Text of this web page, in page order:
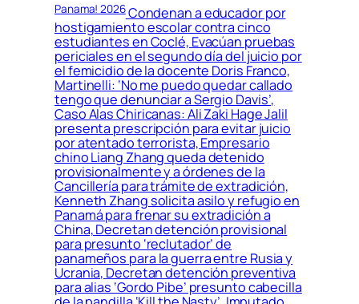
Panama! 2026Condenan a educador por
hostigamiento escolar contra cinco
estudiantes en Coclé, Evacúan pruebas
periciales en el segundo día del juicio por
el femicidio de la docente Doris Franco,
Martinelli: ‘No me puedo quedar callado
tengo que denunciar a Sergio Davis’,
Caso Alas Chiricanas: Ali Zaki Hage Jalil
presenta prescripción para evitar juicio
por atentado terrorista, Empresario
chino Liang Zhang queda detenido
provisionalmente y a órdenes de la
Cancillería para trámite de extradición,
Kenneth Zhang solicita asilo y refugio en
Panamá para frenar su extradición a
China, Decretan detención provisional
para presunto ‘reclutador’ de
panameños para la guerra entre Rusia y
Ucrania, Decretan detención preventiva
para alias ‘Gordo Pibe’ presunto cabecilla